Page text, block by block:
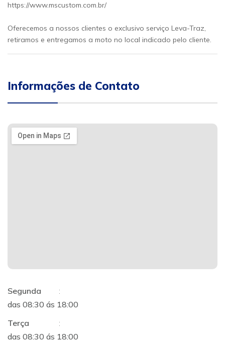
https://www.mscustom.com.br/
Oferecemos a nossos clientes o exclusivo serviço Leva-Traz,
retiramos e entregamos a moto no local indicado pelo cliente.
Informações de Contato
Segunda
:
das 08:30 ás 18:00
Terça
:
das 08:30 ás 18:00